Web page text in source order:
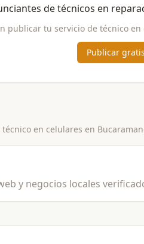
detécnicos en
publicar tu servicio de técnico en
Publicar gratis
técnico en celulares en
y negocios locales